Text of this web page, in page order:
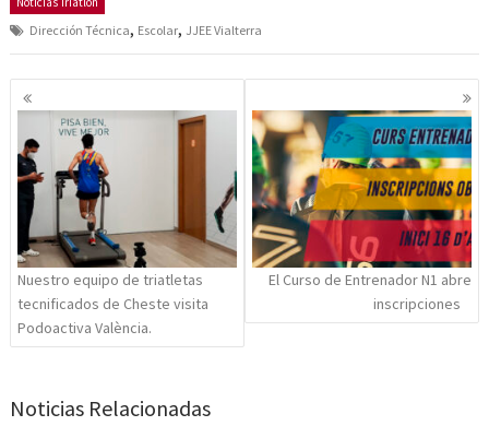
Dirección Técnica, Escolar, JJEE Vialterra
Navegación
de
entradas
Nuestro equipo de triatletas
tecnificados de Cheste visita
Podoactiva València.
El Curso de Entrenador N1 abre
inscripciones
Noticias Relacionadas